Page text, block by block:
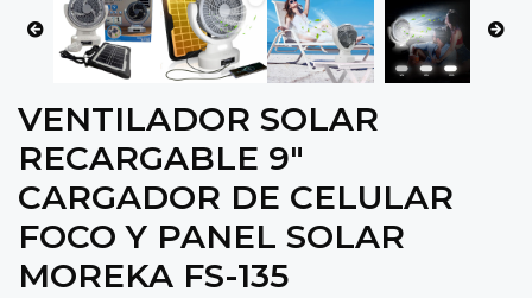
VENTILADOR SOLAR
RECARGABLE 9"
CARGADOR DE CELULAR
FOCO Y PANEL SOLAR
MOREKA FS-135